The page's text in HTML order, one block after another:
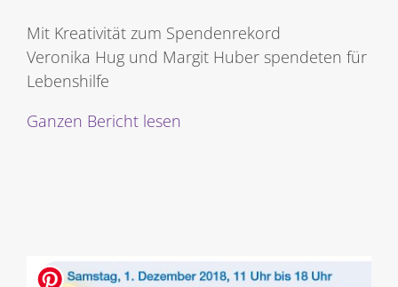
Mit Kreativität zum Spendenrekord
Veronika Hug und Margit Huber spendeten für
Lebenshilfe
Ganzen Bericht lesen